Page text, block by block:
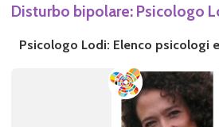
Disturbo bipolare: Psicologo
Psicologo Lodi: Elenco psicologi